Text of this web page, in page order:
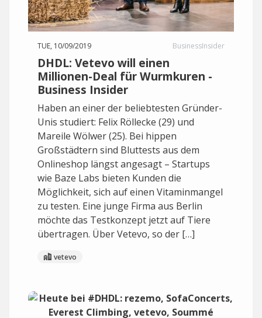
TUE, 10/09/2019 BusinessInsider
DHDL: Vetevo will einen
Millionen-Deal für Wurmkuren -
Business Insider
Haben an einer der beliebtesten Gründer-
Unis studiert: Felix Röllecke (29) und
Mareile Wölwer (25). Bei hippen
Großstädtern sind Bluttests aus dem
Onlineshop längst angesagt – Startups
wie Baze Labs bieten Kunden die
Möglichkeit, sich auf einen Vitaminmangel
zu testen. Eine junge Firma aus Berlin
möchte das Testkonzept jetzt auf Tiere
übertragen. Über Vetevo, so der […]
vetevo